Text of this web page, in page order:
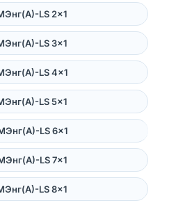
LS 2×1
LS 3×1
LS 4×1
LS 5×1
LS 6×1
LS 7×1
LS 8×1